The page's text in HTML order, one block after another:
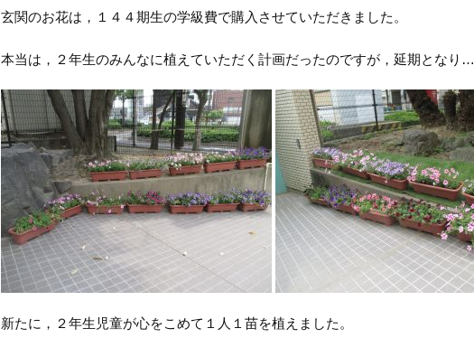
玄関のお花は，１４４期生の学級費で購入させていただきました。
本当は，２年生のみんなに植えていただく計画だったのですが，延期となり…
新たに，２年生児童が心をこめて１人１苗を植えました。